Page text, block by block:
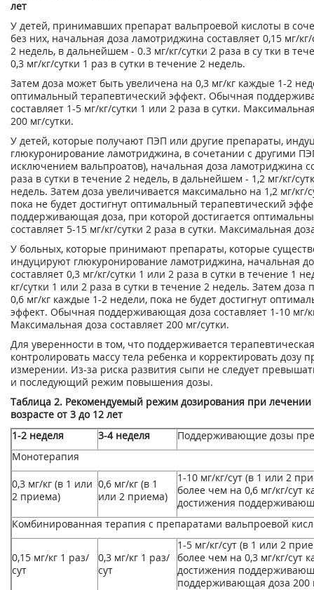
лет
У детей, принимавших препарат вальпроевой кислоты в
без них, начальная доза ламотриджина составляет 0,15 мг/
2 недель, в дальнейшем - 0.3 мг/кг/сутки 2 раза в су тки в
0,3 мг/кг/сутки 1 раз в сутки в течение 2 недель.
Затем доза может быть увеличена на 0,3 мг/кг каждые 1-2
оптимальный терапевтический эффект. Обычная
составляет 1-5 мг/кг/сутки 1 или 2 раза в сутки.
200 мг/сутки.
У детей, которые получают ПЭП или другие препараты,
глюкуронирование ламотриджина, в сочетании с другими
исключением вальпроатов), начальная доза ламотриджина
раза в сутки в течение 2 недель, в дальнейшем - 1,2 мг/кг/
недель. Затем доза увеличивается максимально на 1,2 мг/кг/
пока не будет достигнут оптимальный терапевтический
поддерживающая доза, при которой достигается
составляет 5-15 мг/кг/сутки 2 раза в сутки. Максимальная
У больных, которые принимают препараты, которые
индуцируют глюкуронирование ламотриджина, начальная
составляет 0,3 мг/кг/сутки 1 или 2 раза в сутки в течение 1
кг/сутки 1 или 2 раза в сутки в течение 2 недель. Затем
0,6 мг/кг каждые 1-2 недели, пока не будет достигнут
эффект. Обычная поддерживающая доза составляет 1-10 мг/
Максимальная доза составляет 200 мг/сутки.
Для уверенности в том, что поддерживается
контролировать массу тела ребенка и корректировать дозу
измерении. Из-за риска развития сыпи не следует
и последующий режим повышения дозы.
Таблица 2. Рекомендуемый режим дозирования при лечении
возрасте от 3 до 12 лет
1-2 неделя
3-4 неделя
Поддерживающие дозы
Монотерапия
0,3 мг/кг (в 1 или
2 приема)
0,6 мг/кг (в 1
или 2 приема)
1-10 мг/кг/сут (в 1 или 2
более чем на 0,6 мг/кг/сут
достижения
Комбинированная терапия с препаратами вальпроевой
0,15 мг/кг 1 раз/
сут
0,3 мг/кг 1 раз/
сут
1-5 мг/кг/сут (в 1 или 2
более чем на 0,3 мг/кг/сут
достижения
поддерживающая доза 200